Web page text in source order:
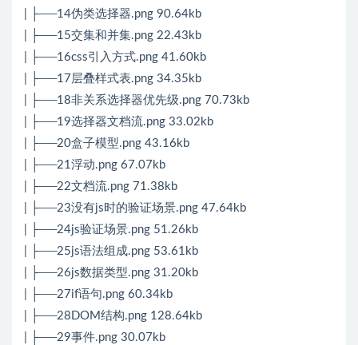
| ├──14伪类选择器.png 90.64kb
| ├──15交集和并集.png 22.43kb
| ├──16css引入方式.png 41.60kb
| ├──17层叠样式表.png 34.35kb
| ├──18非关系选择器优先级.png 70.73kb
| ├──19选择器文档流.png 33.02kb
| ├──20盒子模型.png 43.16kb
| ├──21浮动.png 67.07kb
| ├──22文档流.png 71.38kb
| ├──23没有js时的验证场景.png 47.64kb
| ├──24js验证场景.png 51.26kb
| ├──25js语法组成.png 53.61kb
| ├──26js数据类型.png 31.20kb
| ├──27if语句.png 60.34kb
| ├──28DOM结构.png 128.64kb
| ├──29事件.png 30.07kb